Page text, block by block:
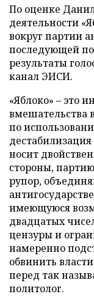
По оценке
деятельности
вокруг партии
последующей
результаты
канал ЭИСИ.
«Яблоко» – это
вмешательства
по
носит
стороны,
рупор,
имеющуюся
двадцатых
цензуры и
намеренно
обвинить
перед так
политолог.